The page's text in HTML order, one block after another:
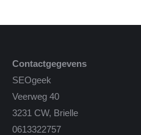
Contactgegevens
SEOgeek
Veerweg 40
3231 CW, Brielle
0613322757